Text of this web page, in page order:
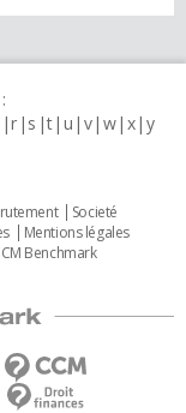
r s t u v w x y
Societé
Mentions légales
Benchmark